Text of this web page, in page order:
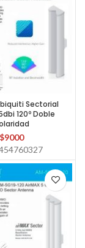
Sectorial
120º Doble
$9000